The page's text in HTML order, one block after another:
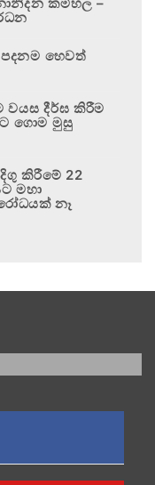
හෙවත්
වයස දීර්ඝ කිරීම
ගොම මුසු
කිරීමේ 22
මහා
නෑ